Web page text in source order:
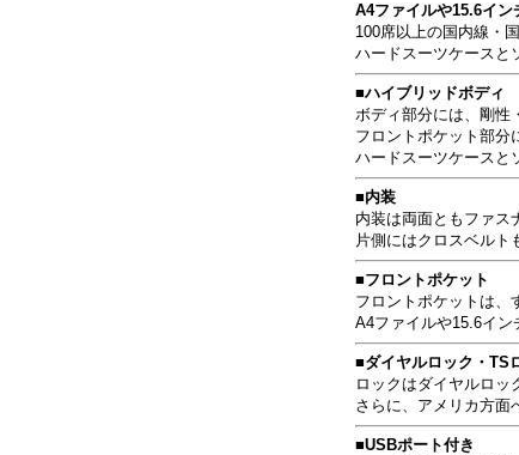
A4ファイルや15.6イ
100席以上の国内線・
ハードスーツケースと
■ハイブリッドボディ
ボディ部分には、剛性
フロントポケット部分
ハードスーツケースと
■内装
内装は両面ともファス
片側にはクロスベルト
■フロントポケット
フロントポケットは、
A4ファイルや15.6イン
■ダイヤルロック・TS
ロックはダイヤルロッ
さらに、アメリカ方面
■USBポート付き